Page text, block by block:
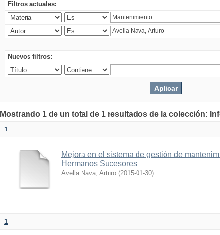
Filtros actuales:
Nuevos filtros:
Mostrando 1 de un total de 1 resultados de la colección:
1
Mejora en el sistema de gestión de
Hermanos Sucesores
Avella Nava, Arturo (2015-01-30)
1